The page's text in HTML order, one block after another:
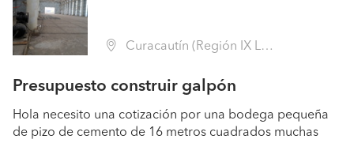
Curacautín (Región IX La Araucanía - Malleco)
Presupuesto construir galpón
Hola necesito una cotización por una bodega pequeña
de pizo de cemento de 16 metros cuadrados muchas